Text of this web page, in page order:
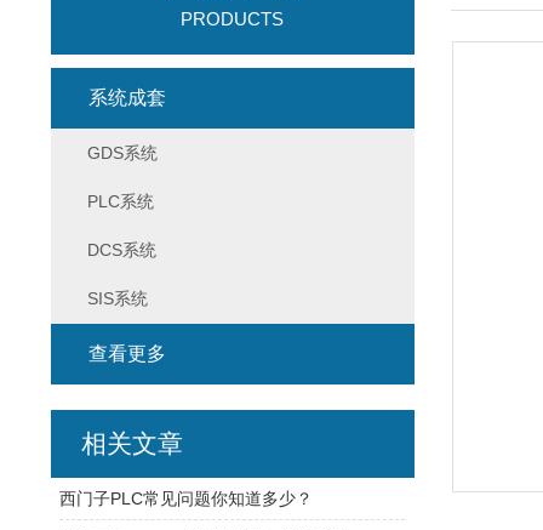
PRODUCTS
系统成套
GDS系统
PLC系统
DCS系统
SIS系统
查看更多
相关文章
西门子PLC常见问题你知道多少？